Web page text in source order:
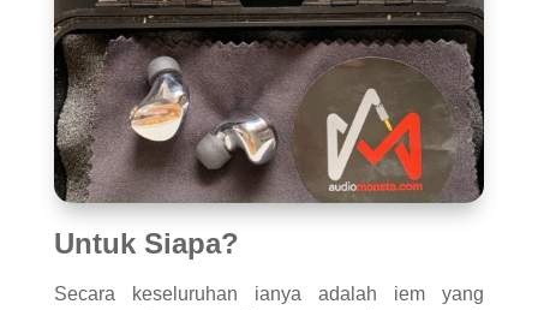
Untuk Siapa?
Secara keseluruhan ianya adalah iem yang